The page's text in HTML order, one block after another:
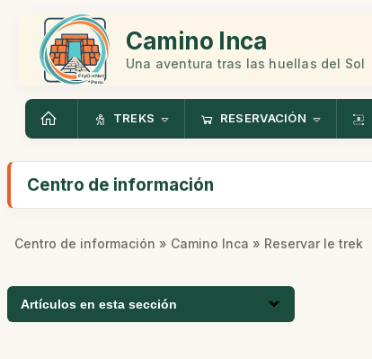
Camino Inca
Una aventura tras las huellas del Sol
TREKS RESERVACIÓN
Centro de información
Centro de información » Camino Inca » Reservar le trek
Artículos en esta sección